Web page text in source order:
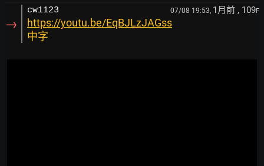
→
cw1123 07/08 19:53, 1月前 , 109F
https://youtu.be/EqBJLzJAGss
中字